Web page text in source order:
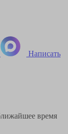
Написать
время